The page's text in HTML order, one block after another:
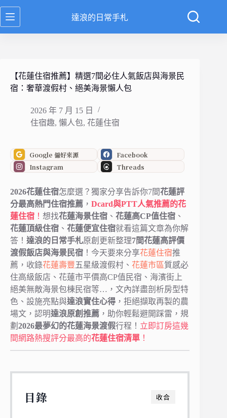
跳
至
達浪的日常手札
【花蓮住宿推薦】精選7間必住人氣飯店與海景民
宿：奢華渡假村、絕美海景懶人包
2026 年 7 月 15 日
住宿趣, 懶人包, 花蓮住宿
Google 偏好來源
Facebook
Instagram
Threads
2026花蓮住宿怎麼選？獨家分享告訴你7間花蓮評
分最高熱門住宿推薦 ， Dcard與PTT人氣推薦的花
蓮住宿 ！ 想找花蓮海景住宿 、 花蓮高CP值住宿 、
花蓮頂級住宿 、 花蓮便宜住宿就看這篇文章為你解
答！ 達浪的日常手札原創更新整理7間花蓮高評價
渡假飯店與海景民宿 ！今天要來分享花蓮住宿推
薦，收錄花蓮壽豐五星級渡假村、 花蓮市區質感必
住高級飯店、花蓮市平價高CP值民宿、海濱街上
絕美無敵海景包棟民宿等…，文內詳盡剖析房型特
色、設施亮點與達浪實住心得 ，拒絕擷取再製的農
場文，認明達浪原創推薦 ，助你輕鬆避開踩雷，規
劃 2026最夢幻的花蓮海景渡假行程！ 立即訂房這幾
間網路熱搜評分最高的花蓮住宿清單 ！
收合
目錄